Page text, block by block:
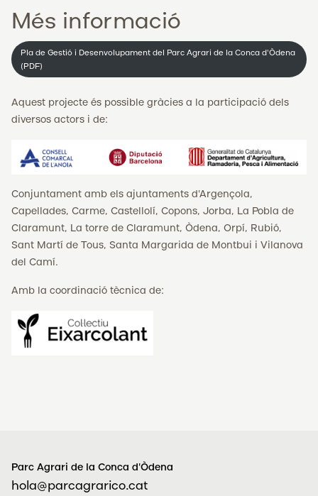
Més informació
Pla de Gestió i Desenvolupament del Parc Agrari de la Conca d'Òdena
(PDF)
Aquest projecte és possible gràcies a la participació dels
diversos actors i de:
Conjuntament amb els ajuntaments d'Argençola,
Capellades, Carme, Castellolí, Copons, Jorba, La Pobla de
Claramunt, La torre de Claramunt, Òdena, Orpí, Rubió,
Sant Martí de Tous, Santa Margarida de Montbui i Vilanova
del Camí.
Amb la coordinació tècnica de:
Parc Agrari de la Conca d'Òdena
hola@parcagrarico.cat